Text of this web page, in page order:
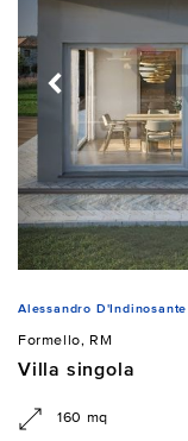
Alessandro D'Indinosante
Formello, RM
Villa singola
160 mq